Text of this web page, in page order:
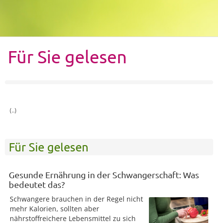
Für Sie gelesen
(..)
Für Sie gelesen
Gesunde Ernährung in der Schwangerschaft: Was
bedeutet das?
Schwangere brauchen in der Regel nicht
mehr Kalorien, sollten aber
nährstoffreichere Lebensmittel zu sich